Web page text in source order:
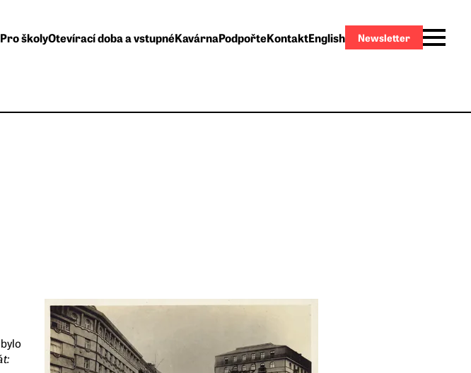
Pro školyOtevírací doba a vstupnéKavárnaPodpořteKontaktEnglish Newsletter